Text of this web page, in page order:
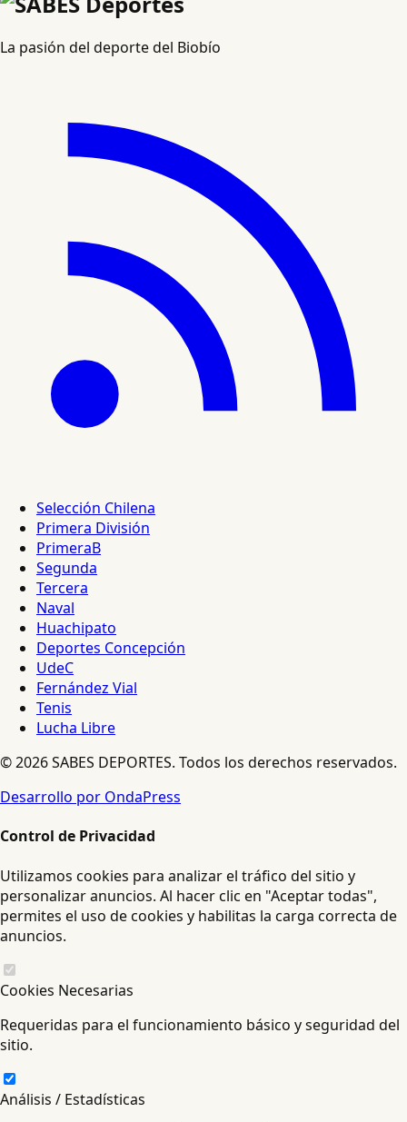
La pasión del deporte del Biobío
Selección Chilena
Primera División
PrimeraB
Segunda
Tercera
Naval
Huachipato
Deportes Concepción
UdeC
Fernández Vial
Tenis
Lucha Libre
© 2026 SABES DEPORTES. Todos los derechos reservados.
Desarrollo por OndaPress
Control de Privacidad
Utilizamos cookies para analizar el tráfico del sitio y
personalizar anuncios. Al hacer clic en "Aceptar todas",
permites el uso de cookies y habilitas la carga correcta de
anuncios.
Cookies Necesarias
Requeridas para el funcionamiento básico y seguridad del
sitio.
Análisis / Estadísticas